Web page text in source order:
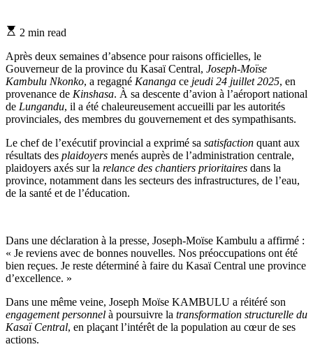
Estimated
time
2 min read
Après deux semaines d’absence pour raisons officielles, le
Gouverneur de la province du Kasaï Central, Joseph-Moïse
Kambulu Nkonko, a regagné Kananga ce jeudi 24 juillet 2025, en
provenance de Kinshasa. À sa descente d’avion à l’aéroport national
de Lungandu, il a été chaleureusement accueilli par les autorités
provinciales, des membres du gouvernement et des sympathisants.
Le chef de l’exécutif provincial a exprimé sa satisfaction quant aux
résultats des plaidoyers menés auprès de l’administration centrale,
plaidoyers axés sur la relance des chantiers prioritaires dans la
province, notamment dans les secteurs des infrastructures, de l’eau,
de la santé et de l’éducation.
Dans une déclaration à la presse, Joseph-Moïse Kambulu a affirmé :
« Je reviens avec de bonnes nouvelles. Nos préoccupations ont été
bien reçues. Je reste déterminé à faire du Kasaï Central une province
d’excellence. »
Dans une même veine, Joseph Moïse KAMBULU a réitéré son
engagement personnel à poursuivre la transformation structurelle du
Kasaï Central, en plaçant l’intérêt de la population au cœur de ses
actions.